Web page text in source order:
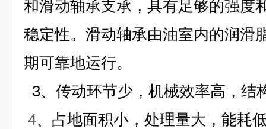
和滑动轴承支承，具有足够的强度
稳定性。滑动轴承由油室内的润滑
期可靠地运行。
3、传动环节少，机械效率高，结
4、占地面积小，处理量大，能耗